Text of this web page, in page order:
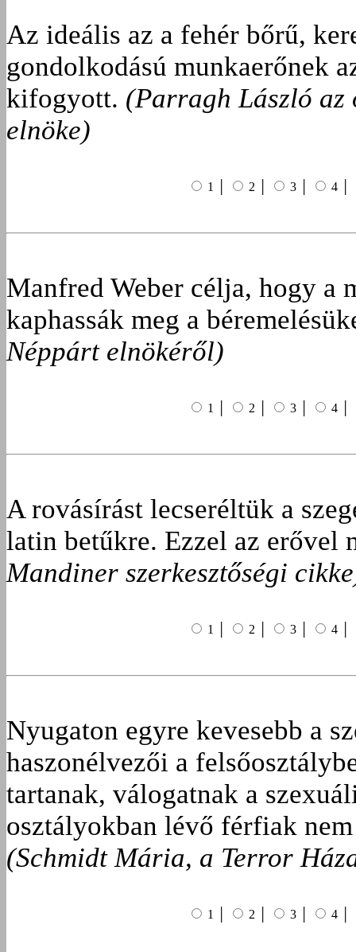
Az ideális az a fehér bőrű,
gondolkodású munkaerőnek
kifogyott. (Parragh László az
elnöke)
1 │ 2 │ 3 │ 4 │
Manfred Weber célja, hogy a
kaphassák meg a
Néppárt elnökéről)
1 │ 2 │ 3 │ 4 │
A rovásírást lecseréltük a
latin betűkre. Ezzel az
Mandiner szerkesztőségi
1 │ 2 │ 3 │ 4 │
Nyugaton egyre kevesebb a
haszonélvezői a
tartanak, válogatnak a
osztályokban lévő férfiak
(Schmidt Mária, a Terror
1 │ 2 │ 3 │ 4 │